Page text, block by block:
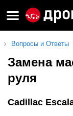
Вопросы и Ответы
Замена
руля
Cadillac